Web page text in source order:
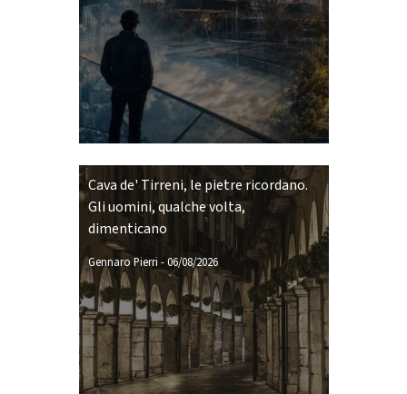
Cava de' Tirreni, le pietre ricordano.
Gli uomini, qualche volta,
dimenticano
Gennaro Pierri -06/08/2026